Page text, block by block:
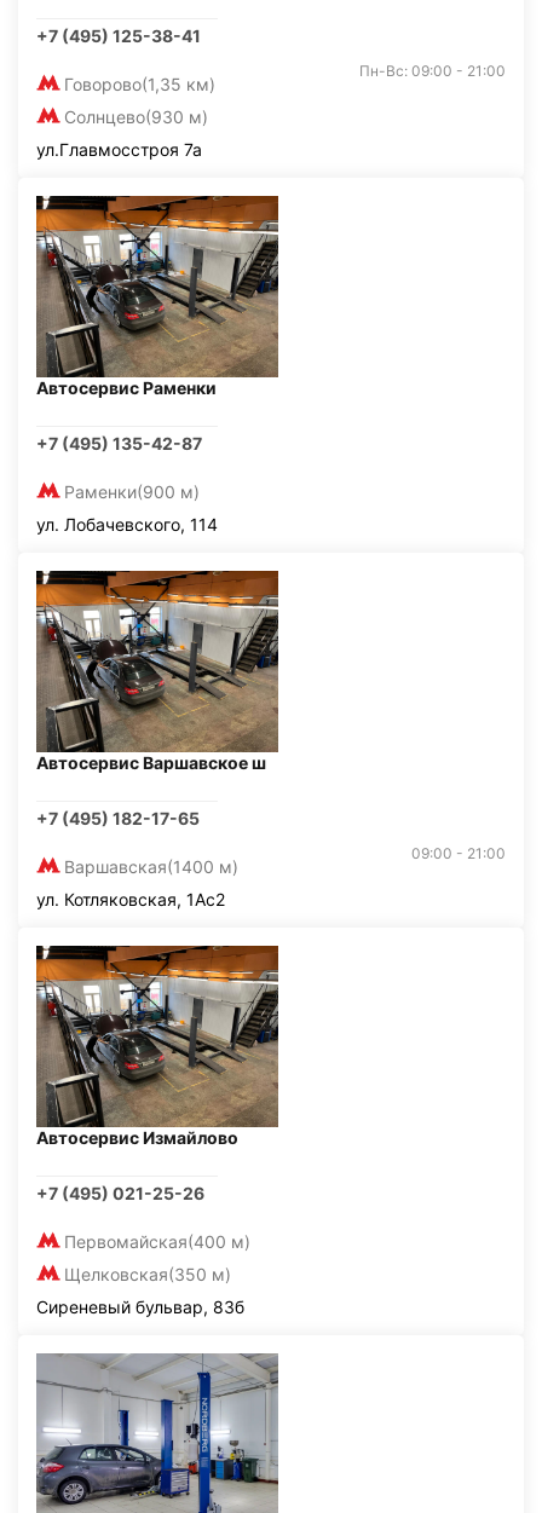
+7 (495) 125-38-41
Говорово(1,35 км)
Солнцево(930 м)
Пн-Вс: 09:00 - 21:00
ул.Главмосстроя 7а
Автосервис Раменки
+7 (495) 135-42-87
Раменки(900 м)
ул. Лобачевского, 114
Автосервис Варшавское ш
+7 (495) 182-17-65
Варшавская(1400 м)
09:00 - 21:00
ул. Котляковская, 1Ас2
Автосервис Измайлово
+7 (495) 021-25-26
Первомайская(400 м)
Щелковская(350 м)
Сиреневый бульвар, 83б